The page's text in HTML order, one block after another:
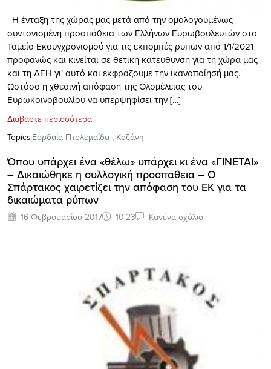
Η ένταξη της χώρας μας μετά από την ομολογουμένως
συντονισμένη προσπάθεια των Ελλήνων Ευρωβουλευτών στο
Ταμείο Εκσυγχρονισμού για τις εκπομπές ρύπων από 1/1/2021
προφανώς και κινείται σε θετική κατεύθυνση για τη χώρα μας
και τη ΔΕΗ γι’ αυτό και εκφράζουμε την ικανοποίησή μας.
Ωστόσο η χθεσινή απόφαση της Ολομέλειας του
Ευρωκοινοβουλίου να υπερψηφίσει την […]
Διαβάστε περισσότερα
Topics:Εορδαία Πτολεμαΐδα , Κοζάνη
Όπου υπάρχει ένα «θέλω» υπάρχει κι ένα «ΓΙΝΕΤΑΙ»
– Δικαιώθηκε η συλλογική προσπάθεια – Ο
Σπάρτακος χαιρετίζει την απόφαση του ΕΚ για τα
δικαιώματα ρύπων
16 Φεβρουαρίου 2017 10:23 Κανένα σχόλιο